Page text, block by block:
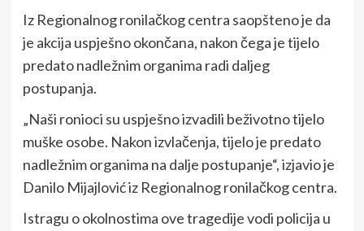
Iz Regionalnog ronilačkog centra saopšteno je da
je akcija uspješno okončana, nakon čega je tijelo
predato nadležnim organima radi daljeg
postupanja.
„Naši ronioci su uspješno izvadili beživotno tijelo
muške osobe. Nakon izvlačenja, tijelo je predato
nadležnim organima na dalje postupanje“, izjavio je
Danilo Mijajlović iz Regionalnog ronilačkog centra.
Istragu o okolnostima ove tragedije vodi policija u